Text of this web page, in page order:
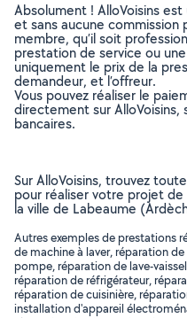
Absolument ! AlloVoisins
et sans aucune
membre, qu’il soit
prestation de service ou
uniquement le prix de la
demandeur, et l’offreur.
Vous pouvez réaliser le
directement sur AlloVoisins,
bancaires.
Sur AlloVoisins, trouvez
pour réaliser votre projet
la ville de Labeaume
Autres exemples de prestations
de machine à laver, réparation
pompe, réparation de lave-
réparation de réfrigérateur,
réparation de cuisinière,
installation d'appareil